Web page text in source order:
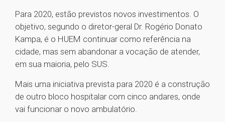
Para 2020, estão previstos novos investimentos. O
objetivo, segundo o diretor-geral Dr. Rogério Donato
Kampa, é o HUEM continuar como referência na
cidade, mas sem abandonar a vocação de atender,
em sua maioria, pelo SUS.
Mais uma iniciativa prevista para 2020 é a construção
de outro bloco hospitalar com cinco andares, onde
vai funcionar o novo ambulatório.